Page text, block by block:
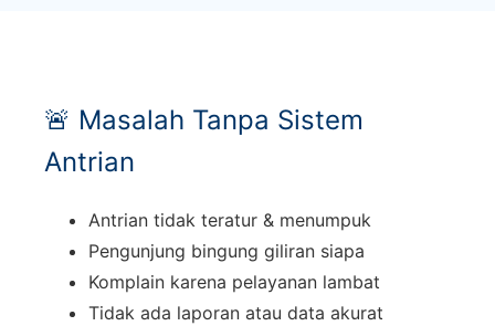
🚨 Masalah Tanpa Sistem
Antrian
Antrian tidak teratur & menumpuk
Pengunjung bingung giliran siapa
Komplain karena pelayanan lambat
Tidak ada laporan atau data akurat